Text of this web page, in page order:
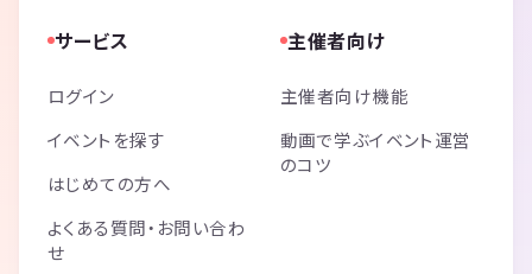
サービス
ログイン
イベントを探す
はじめての方へ
よくある質問・お問い合わ
せ
主催者向け
主催者向け機能
動画で学ぶイベント運営
のコツ